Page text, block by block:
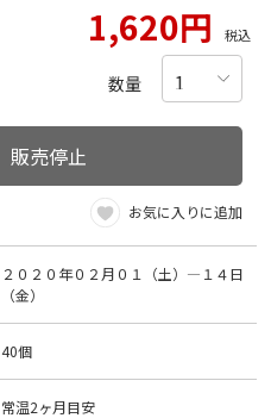
1,620円 税込
数量
販売停止
お気に入りに追加
２０２０年０２月０１（土）―１４日
（金）
40個
常温2ヶ月目安